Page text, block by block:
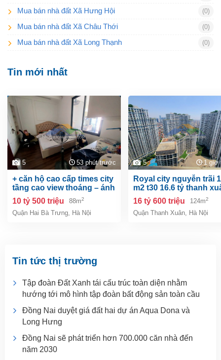
Mua bán nhà đất Xã Hưng Hội (0)
Mua bán nhà đất Xã Châu Thới (0)
Mua bán nhà đất Xã Long Thạnh (0)
Tin mới nhất
5 53 phút trước
+ căn hộ cao cấp times city
tầng cao view thoáng – ánh
sáng ngập tràn - an ninh
tuyệt đối.
10 tỷ 500 triệu 88m2
Quận Hai Bà Trưng, Hà Nội
5 1 giờ
royal city nguyễn trãi 124
m2 t30 16.6 tỷ thanh
????????????căn hộ
cấp – cc royal city –
thất – căn vòm 2 ban
16 tỷ 600 triệu 124m2
Quận Thanh Xuân, Hà Nội
Tin tức thị trường
Tập đoàn Đất Xanh tái cấu trúc toàn diện nhằm
hướng tới mô hình tập đoàn bất động sản toàn cầu
Đồng Nai duyệt giá đất hai dự án Aqua Dona và
Long Hưng
Đồng Nai sẽ phát triển hơn 700.000 căn nhà đến
năm 2030